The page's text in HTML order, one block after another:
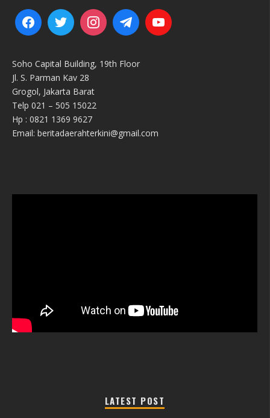
Soho Capital Building, 19th Floor
Jl. S. Parman Kav 28
Grogol, Jakarta Barat
Telp 021 – 505 15022
Hp : 0821 1369 9627
Email: beritadaerahterkini@gmail.com
LATEST POST